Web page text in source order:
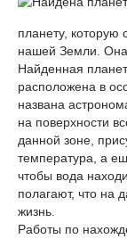
планету, которую
нашей Земли. Она
Найденная
расположена в
названа
на поверхности
данной зоне,
температура, а
чтобы вода
полагают, что на
жизнь.
Работы по